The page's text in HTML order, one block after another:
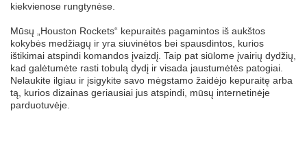
kiekvienose rungtynėse.
Mūsų „Houston Rockets“ kepuraitės pagamintos iš aukštos
kokybės medžiagų ir yra siuvinėtos bei spausdintos, kurios
ištikimai atspindi komandos įvaizdį. Taip pat siūlome įvairių dydžių,
kad galėtumėte rasti tobulą dydį ir visada jaustumėtės patogiai.
Nelaukite ilgiau ir įsigykite savo mėgstamo žaidėjo kepuraitę arba
tą, kurios dizainas geriausiai jus atspindi, mūsų internetinėje
parduotuvėje.